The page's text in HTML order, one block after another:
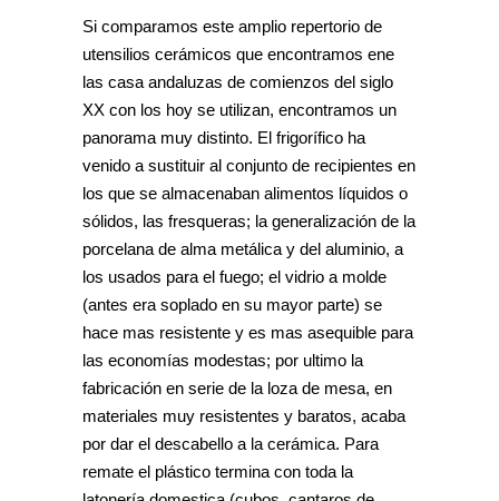
Si comparamos este amplio repertorio de
utensilios cerámicos que encontramos ene
las casa andaluzas de comienzos del siglo
XX con los hoy se utilizan, encontramos un
panorama muy distinto. El frigorífico ha
venido a sustituir al conjunto de recipientes en
los que se almacenaban alimentos líquidos o
sólidos, las fresqueras; la generalización de la
porcelana de alma metálica y del aluminio, a
los usados para el fuego; el vidrio a molde
(antes era soplado en su mayor parte) se
hace mas resistente y es mas asequible para
las economías modestas; por ultimo la
fabricación en serie de la loza de mesa, en
materiales muy resistentes y baratos, acaba
por dar el descabello a la cerámica. Para
remate el plástico termina con toda la